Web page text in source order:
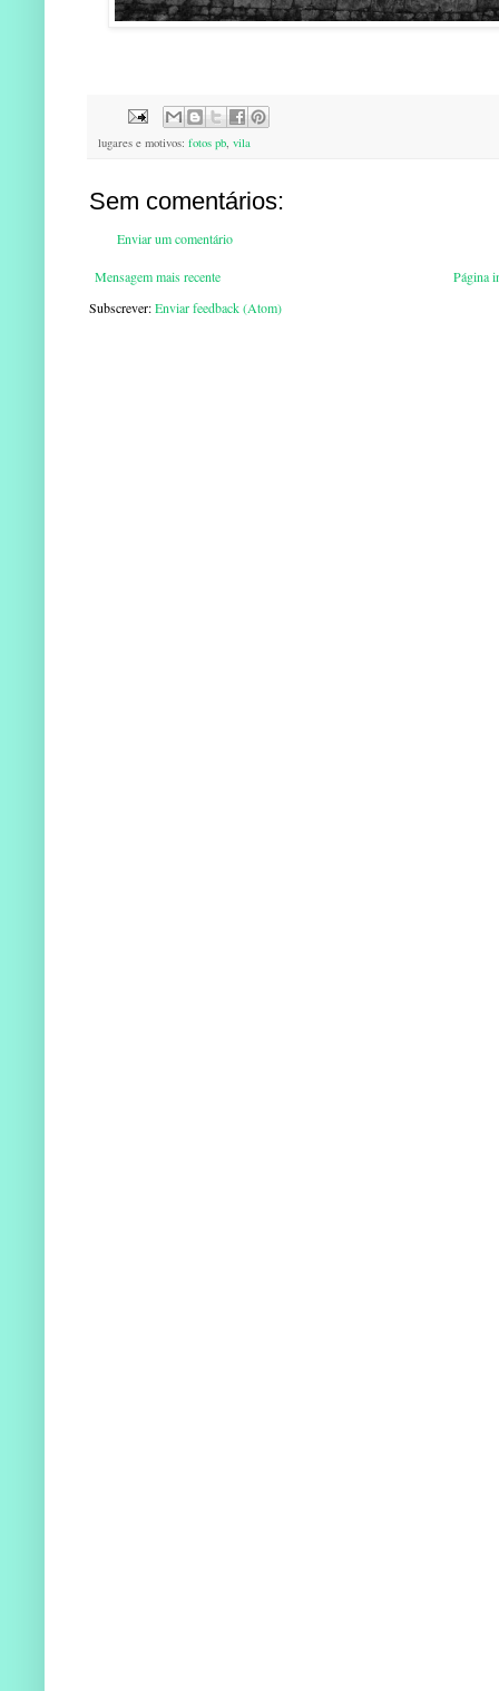
lugares e motivos: fotos pb, vila
Sem comentários:
Enviar um comentário
Mensagem mais recente
Página
Subscrever:Enviar feedback (Atom)